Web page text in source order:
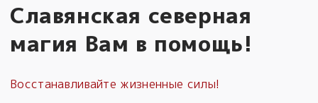
Славянская северная
магия Вам в помощь!
Восстанавливайте жизненные силы!